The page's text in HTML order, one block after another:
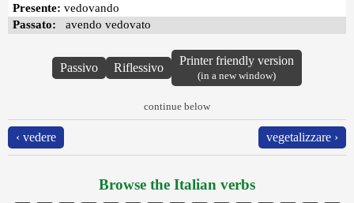
Presente: vedovando
Passato: avendo vedovato
Passivo Riflessivo
Printer friendly version
(in a new window)
continue below
‹ vedere vegetalizzare ›
Browse the Italian verbs